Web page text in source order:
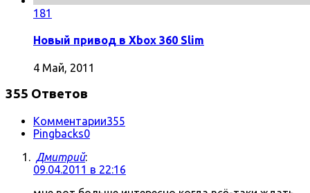
181
Новый привод в Xbox 360 Slim
4 Май, 2011
355 Ответов
Комментарии355
Pingbacks0
Дмитрий:
09.04.2011 в 22:16